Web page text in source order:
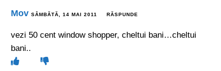
Mov SÂMBĂTĂ, 14 MAI 2011 RĂSPUNDE
vezi 50 cent window shopper, cheltui bani…cheltui
bani..